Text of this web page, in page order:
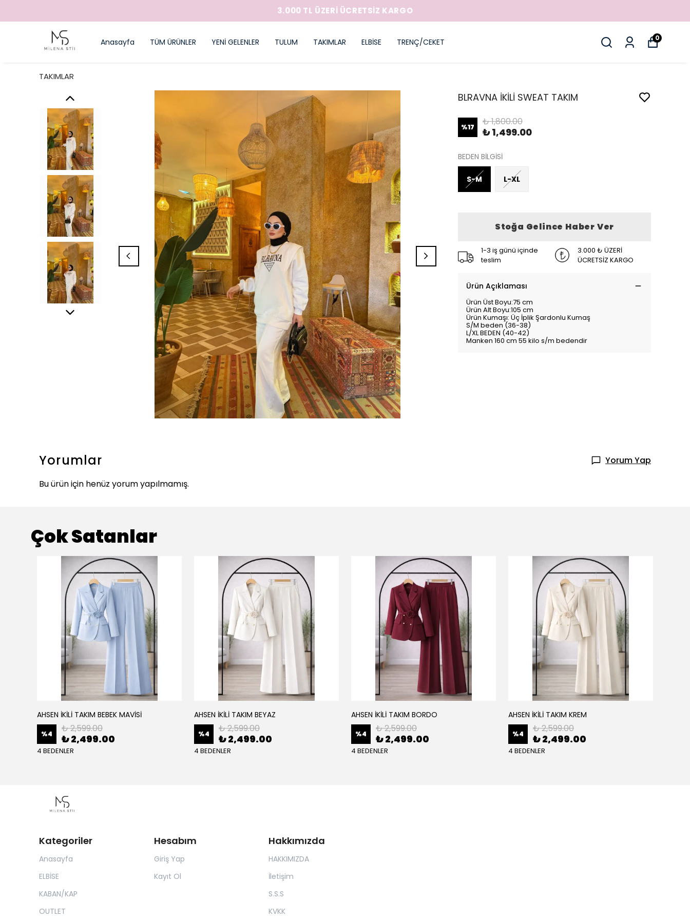
3.000 TL ÜZERİ ÜCRETSİZ KARGO
Anasayfa TÜM ÜRÜNLER YENİ GELENLER TULUM TAKIMLAR ELBİSE TRENÇ/CEKET 0
TAKIMLAR
BLRAVNA İKİLİ SWEAT TAKIM
%17 ₺ 1,800.00
₺ 1,499.00
BEDEN BİLGİSİ
S-M L-XL
Stoğa Gelince Haber Ver
1-3 iş günü içinde
teslim
3.000 ₺ ÜZERİ
ÜCRETSİZ KARGO
Ürün Açıklaması
Ürün Üst Boyu:75 cm
Ürün Alt Boyu:105 cm
Ürün Kumaşı: Üç İplik Şardonlu Kumaş
S/M beden (36-38)
L/XL BEDEN (40-42)
Manken 160 cm 55 kilo s/m bedendir
Yorumlar
Yorum Yap
Bu ürün için henüz yorum yapılmamış.
Çok Satanlar
AHSEN İKİLİ TAKIM BEBEK MAVİSİ
%4 ₺ 2,599.00
₺ 2,499.00
4 BEDENLER
AHSEN İKİLİ TAKIM BEYAZ
%4 ₺ 2,599.00
₺ 2,499.00
4 BEDENLER
AHSEN İKİLİ TAKIM BORDO
%4 ₺ 2,599.00
₺ 2,499.00
4 BEDENLER
AHSEN İKİLİ TAKIM KREM
%4 ₺ 2,599.00
₺ 2,499.00
4 BEDENLER
Kategoriler
Anasayfa
ELBİSE
KABAN/KAP
OUTLET
Hesabım
Giriş Yap
Kayıt Ol
Hakkımızda
HAKKIMIZDA
İletişim
S.S.S
KVKK